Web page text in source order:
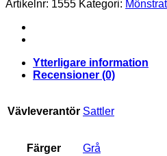
Artikelnr: 1555 Kategori: Mönstrat
Ytterligare information
Recensioner (0)
Vävleverantör Sattler
Färger Grå